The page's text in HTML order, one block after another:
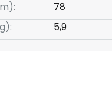
78
5,9